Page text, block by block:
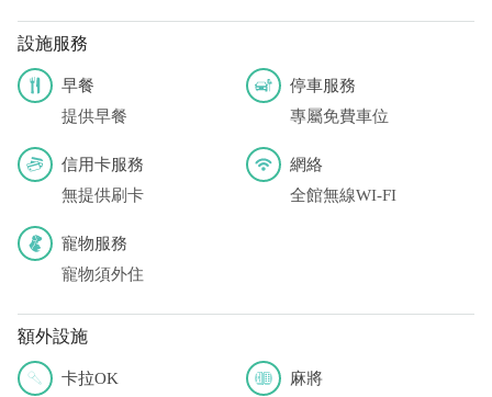
設施服務
早餐
提供早餐
停車服務
專屬免費車位
信用卡服務
無提供刷卡
網絡
全館無線WI-FI
寵物服務
寵物須外住
額外設施
卡拉OK 麻將